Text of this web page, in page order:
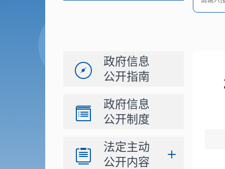
政府信息
公开指南
政府信息
公开制度
法定主动
公开内容